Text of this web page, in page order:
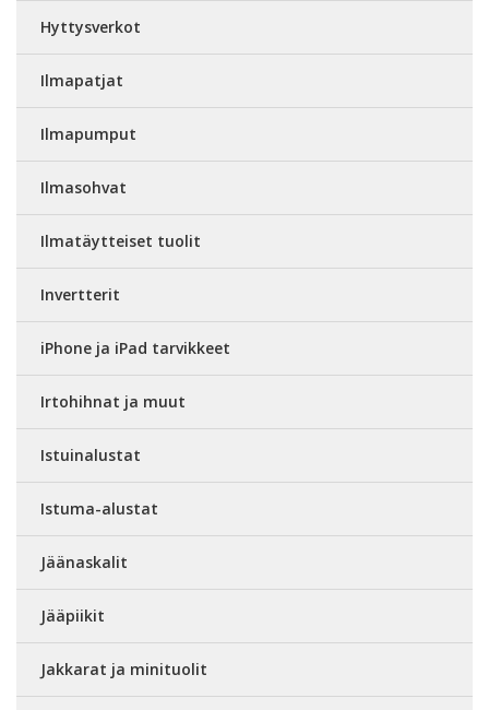
Hyttysverkot
Ilmapatjat
Ilmapumput
Ilmasohvat
Ilmatäytteiset tuolit
Invertterit
iPhone ja iPad tarvikkeet
Irtohihnat ja muut
Istuinalustat
Istuma-alustat
Jäänaskalit
Jääpiikit
Jakkarat ja minituolit